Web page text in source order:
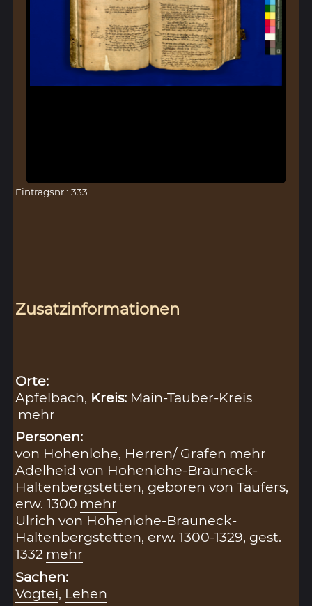
Eintragsnr.: 333
Zusatzinformationen
Orte:
Apfelbach, Kreis: Main-Tauber-Kreis
mehr
Personen:
von Hohenlohe, Herren/ Grafen mehr
Adelheid von Hohenlohe-Brauneck-
Haltenbergstetten, geboren von Taufers,
erw. 1300 mehr
Ulrich von Hohenlohe-Brauneck-
Haltenbergstetten, erw. 1300-1329, gest.
1332 mehr
Sachen:
Vogtei, Lehen